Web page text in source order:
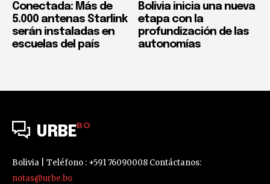
Conectada: Más de
5.000 antenas Starlink
serán instaladas en
escuelas del país
Bolivia inicia una nueva
etapa con la
profundización de las
autonomías
URBEBO
Bolivia | Teléfono : +591 76090008 Contáctanos:
notas@urbe.bo